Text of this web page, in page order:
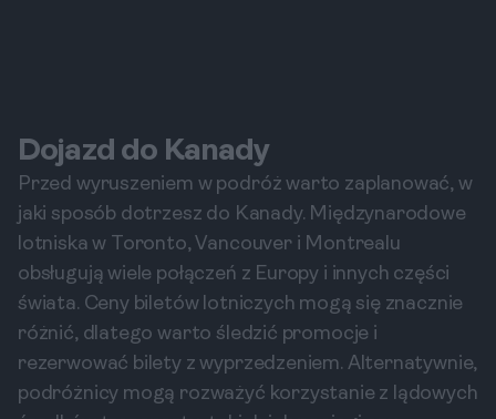
Dojazd do Kanady
Przed wyruszeniem w podróż warto zaplanować, w
jaki sposób dotrzesz do Kanady. Międzynarodowe
lotniska w Toronto, Vancouver i Montrealu
obsługują wiele połączeń z Europy i innych części
świata. Ceny biletów lotniczych mogą się znacznie
różnić, dlatego warto śledzić promocje i
rezerwować bilety z wyprzedzeniem. Alternatywnie,
podróżnicy mogą rozważyć korzystanie z lądowych